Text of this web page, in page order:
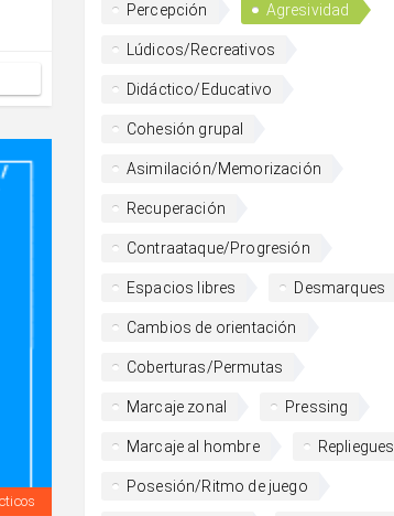
Percepción Agresividad
Lúdicos/Recreativos
Didáctico/Educativo
Cohesión grupal
Asimilación/Memorización
Recuperación
Contraataque/Progresión
Espacios libres Desmarques
Cambios de orientación
Coberturas/Permutas
Marcaje zonal Pressing
Marcaje al hombre Repliegues
Posesión/Ritmo de juego